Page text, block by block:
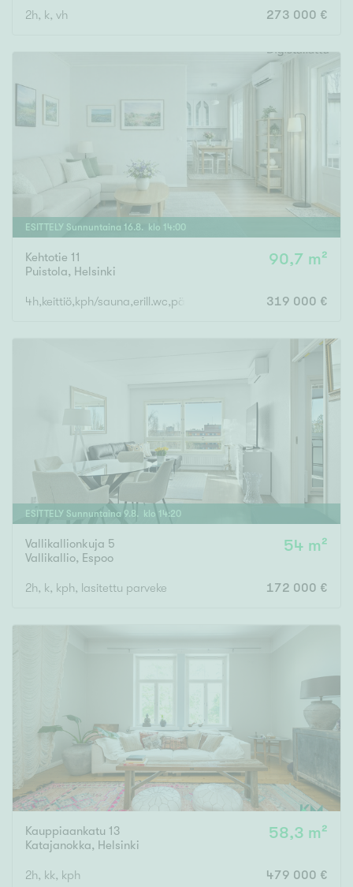
2h, k, vh 273 000 €
ESITTELY Sunnuntaina 16.8. klo 14:00
Kehtotie 11
Puistola, Helsinki
90,7 m²
4h,keittiö,kph/sauna,erill.wc,päätypiha 319 000 €
ESITTELY Sunnuntaina 9. 8 . klo 14:20
Vallikallionkuja 5
Vallikallio, Espoo
54 m²
2h, k, kph, lasitettu parveke 172 000 €
Kauppiaankatu 13
Katajanokka, Helsinki
58,3 m²
2h, kk, kph 479 000 €